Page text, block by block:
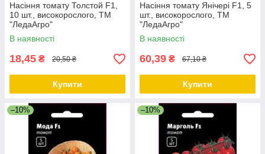
Насіння томату Толстой F1,
10 шт., високорослого, ТМ
"ЛедаАгро"
В наявності
18,45 ₴ 20,50 ₴
Купити
Насіння томату Янічері F1, 5
шт., високорослого, ТМ
"ЛедаАгро"
В наявності
60,39 ₴ 67,10 ₴
Купити
–10% –10%